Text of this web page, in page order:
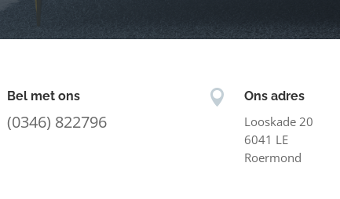
Bel met ons
(0346) 822796
 Ons adres
Looskade 20
6041 LE
Roermond